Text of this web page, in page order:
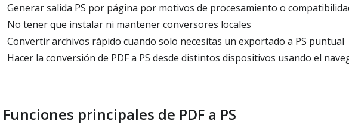
Generar salida PS por página por motivos de procesamiento o
No tener que instalar ni mantener conversores locales
Convertir archivos rápido cuando solo necesitas un exportado a PS puntual
Hacer la conversión de PDF a PS desde distintos dispositivos usando el
Funciones principales de PDF a PS